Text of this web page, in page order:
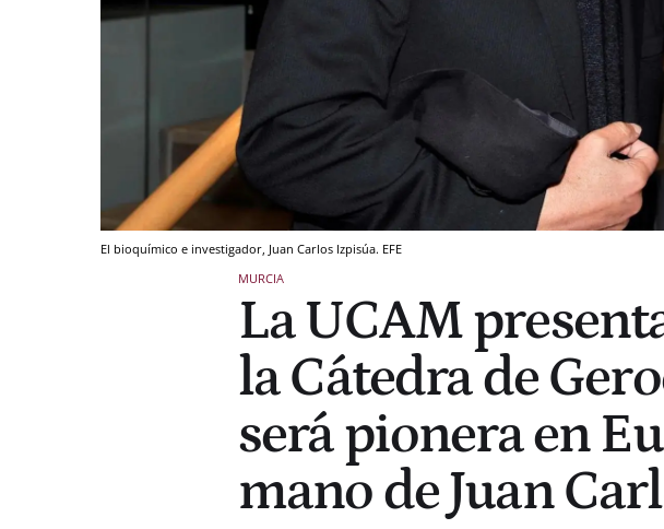
El bioquímico e investigador, Juan Carlos Izpisúa. EFE
MURCIA
La UCAM
la Cátedra de
será pionera en
mano de Juan